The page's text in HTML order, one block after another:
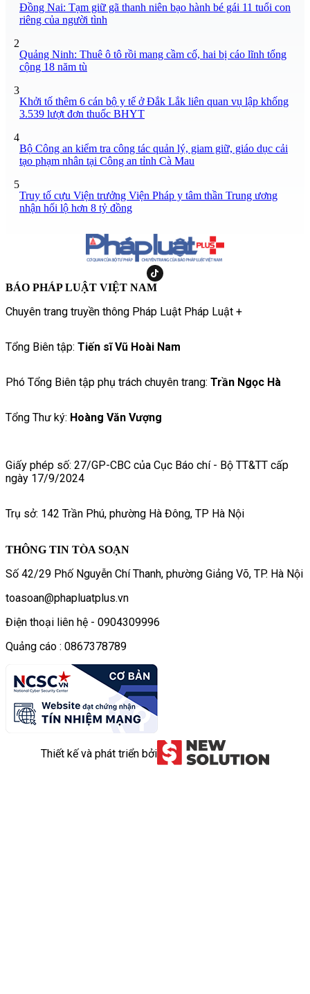
Đồng Nai: Tạm giữ gã thanh niên bạo hành bé gái 11 tuổi con
riêng của người tình
2
Quảng Ninh: Thuê ô tô rồi mang cầm cố, hai bị cáo lĩnh tổng
cộng 18 năm tù
3
Khởi tố thêm 6 cán bộ y tế ở Đắk Lắk liên quan vụ lập khống
3.539 lượt đơn thuốc BHYT
4
Bộ Công an kiểm tra công tác quản lý, giam giữ, giáo dục cải
tạo phạm nhân tại Công an tỉnh Cà Mau
5
Truy tố cựu Viện trưởng Viện Pháp y tâm thần Trung ương
nhận hối lộ hơn 8 tỷ đồng
BÁO PHÁP LUẬT VIỆT NAM
Chuyên trang truyền thông Pháp Luật Pháp Luật +
Tổng Biên tập: Tiến sĩ Vũ Hoài Nam
Phó Tổng Biên tập phụ trách chuyên trang: Trần Ngọc Hà
Tổng Thư ký: Hoàng Văn Vượng
Giấy phép số: 27/GP-CBC của Cục Báo chí - Bộ TT&TT cấp
ngày 17/9/2024
Trụ sở: 142 Trần Phú, phường Hà Đông, TP Hà Nội
THÔNG TIN TÒA SOẠN
Số 42/29 Phố Nguyễn Chí Thanh, phường Giảng Võ, TP. Hà Nội
toasoan@phapluatplus.vn
Điện thoại liên hệ - 0904309996
Quảng cáo : 0867378789
Thiết kế và phát triển bởi